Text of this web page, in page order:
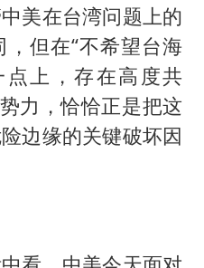
美在台湾问题上的
但在“不希望台海
上，存在高度共
力，恰恰正是把这
边缘的关键破坏因